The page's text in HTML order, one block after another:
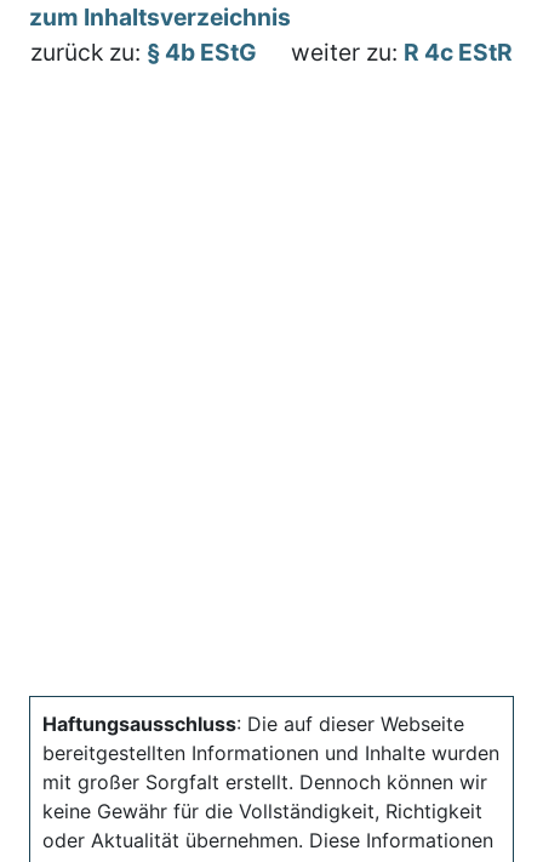
zum Inhaltsverzeichnis
zurück zu: § 4b EStG weiter zu: R 4c EStR
Haftungsausschluss: Die auf dieser Webseite
bereitgestellten Informationen und Inhalte wurden
mit großer Sorgfalt erstellt. Dennoch können wir
keine Gewähr für die Vollständigkeit, Richtigkeit
oder Aktualität übernehmen. Diese Informationen